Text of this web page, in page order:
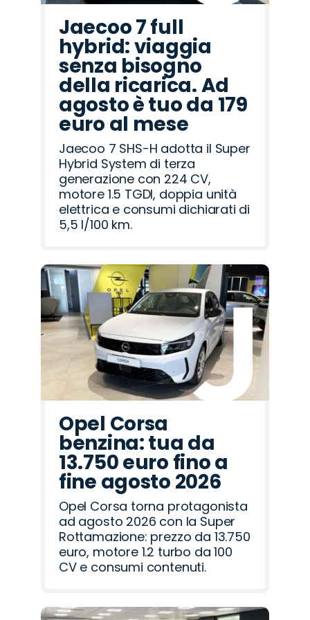
Jaecoo 7 full
hybrid: viaggia
senza bisogno
della ricarica. Ad
agosto è tuo da 179
euro al mese
Jaecoo 7 SHS-H adotta il Super
Hybrid System di terza
generazione con 224 CV,
motore 1.5 TGDI, doppia unità
elettrica e consumi dichiarati di
5,5 l/100 km.
Opel Corsa
benzina: tua da
13.750 euro fino a
fine agosto 2026
Opel Corsa torna protagonista
ad agosto 2026 con la Super
Rottamazione: prezzo da 13.750
euro, motore 1.2 turbo da 100
CV e consumi contenuti.